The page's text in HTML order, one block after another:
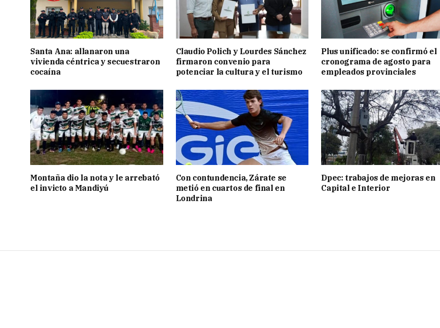
Santa Ana: allanaron una
vivienda céntrica y secuestraron
cocaína
Claudio Polich y Lourdes Sánchez
firmaron convenio para
potenciar la cultura y el turismo
Plus unificado: se confirmó el
cronograma de agosto para
empleados provinciales
Montaña dio la nota y le arrebató
el invicto a Mandiyú
Con contundencia, Zárate se
metió en cuartos de final en
Londrina
Dpec: trabajos de mejoras en
Capital e Interior